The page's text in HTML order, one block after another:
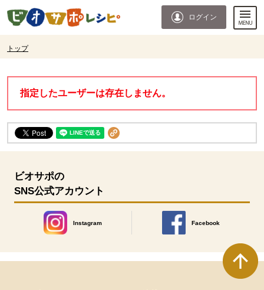
ページの先頭です。
ログイン
トップ
現在位置ここまで
指定したユーザーは存在しません。
ビオサポの
SNS公式アカウント
Instagram
別のウィンドウで開きます。
Facebook
別のウィンドウで開きます